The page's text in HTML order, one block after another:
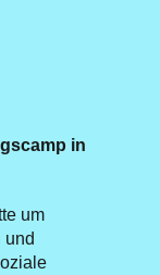
in
um
und